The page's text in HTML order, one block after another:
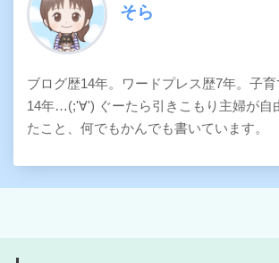
そら
ブログ歴14年。ワードプレス歴7年。子
14年…(;'∀') ぐーたら引きこもり主婦が自
たこと、何でもかんでも書いています。